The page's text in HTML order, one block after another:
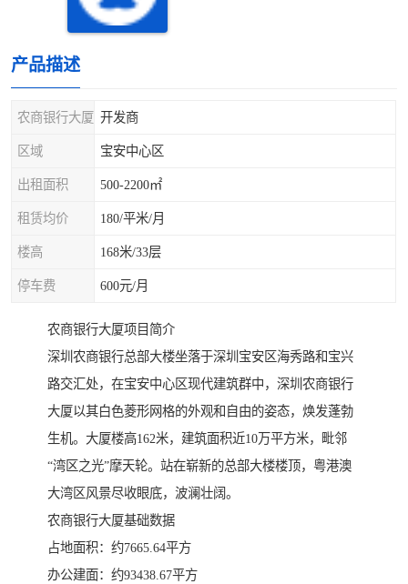
产品描述
农商银行大厦 开发商
区域 宝安中心区
出租面积 500-2200㎡
租赁均价 180/平米/月
楼高 168米/33层
停车费 600元/月
农商银行大厦项目简介
深圳农商银行总部大楼坐落于深圳宝安区海秀路和宝兴
路交汇处，在宝安中心区现代建筑群中，深圳农商银行
大厦以其白色菱形网格的外观和自由的姿态，焕发蓬勃
生机。大厦楼高162米，建筑面积近10万平方米，毗邻
“湾区之光”摩天轮。站在崭新的总部大楼楼顶，粤港澳
大湾区风景尽收眼底，波澜壮阔。
农商银行大厦基础数据
占地面积：约7665.64平方
办公建面：约93438.67平方
龙岗区
光明区
龙华观澜